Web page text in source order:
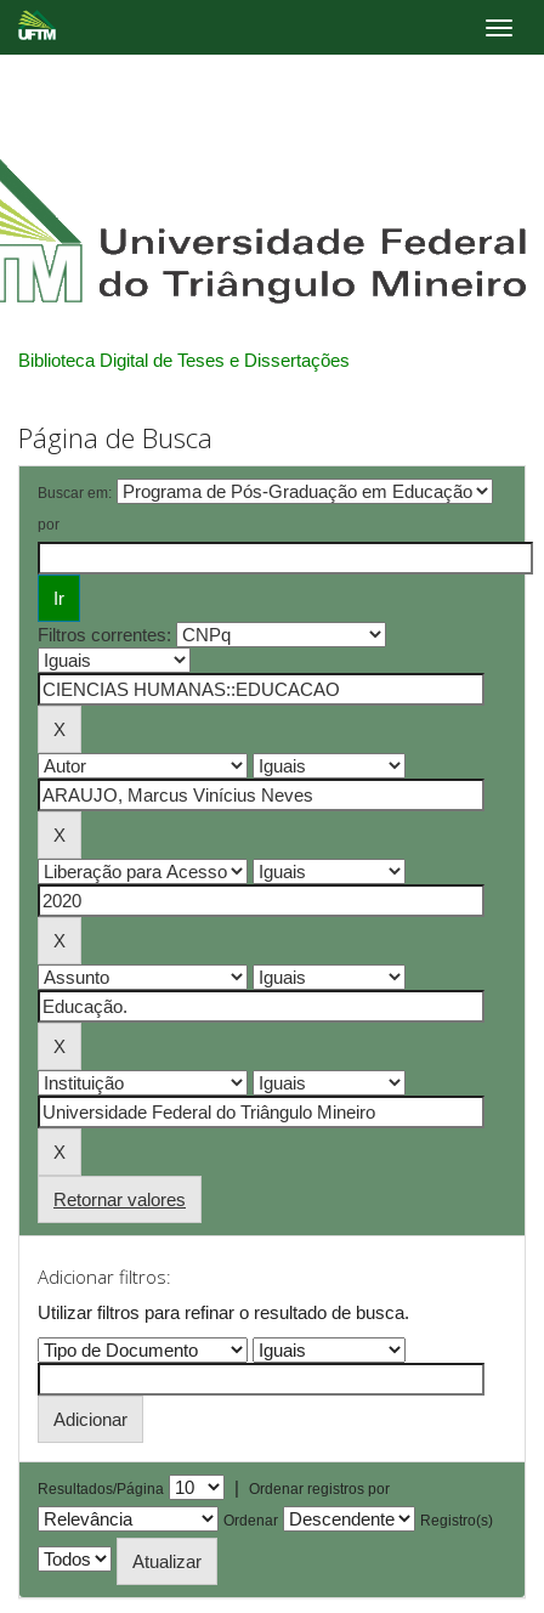
Biblioteca Digital de Teses e Dissertações
Página de Busca
Buscar em:
por
Filtros correntes:
Retornar valores
Adicionar filtros:
Utilizar filtros para refinar o resultado de busca.
Resultados/Página |
Ordenar registros por
Ordenar
Registro(s)